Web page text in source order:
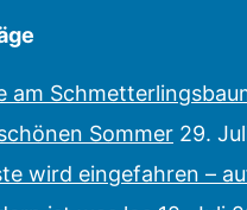
am
Sommer 29.
wird eingefahren –